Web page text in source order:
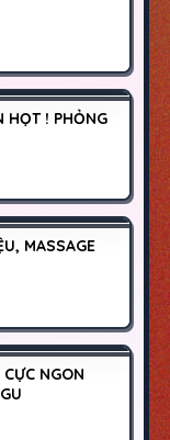
1000K
HỌT ! PHỎNG
500K
MASSAGE
1500K
NGON